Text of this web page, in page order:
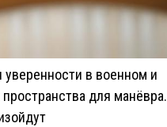
в военном и
для манёвра.